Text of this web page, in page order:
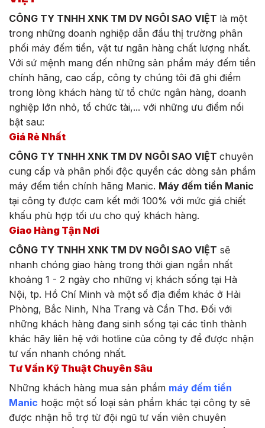
CÔNG TY TNHH XNK TM DV NGÔI SAO VIỆT là một
trong những doanh nghiệp dẫn đầu thị trường phân
phối máy đếm tiền, vật tư ngân hàng chất lượng nhất.
Với sứ mệnh mang đến những sản phẩm máy đếm tiền
chính hãng, cao cấp, công ty chúng tôi đã ghi điểm
trong lòng khách hàng từ tổ chức ngân hàng, doanh
nghiệp lớn nhỏ, tổ chức tài,... với những ưu điểm nổi
bật sau:
Giá Rẻ Nhất
CÔNG TY TNHH XNK TM DV NGÔI SAO VIỆT chuyên
cung cấp và phân phối độc quyền các dòng sản phẩm
máy đếm tiền chính hãng Manic. Máy đếm tiền Manic
tại công ty được cam kết mới 100% với mức giá chiết
khấu phù hợp tối ưu cho quý khách hàng.
Giao Hàng Tận Nơi
CÔNG TY TNHH XNK TM DV NGÔI SAO VIỆT sẽ
nhanh chóng giao hàng trong thời gian ngắn nhất
khoảng 1 - 2 ngày cho những vị khách sống tại Hà
Nội, tp. Hồ Chí Minh và một số địa điểm khác ở Hải
Phòng, Bắc Ninh, Nha Trang và Cần Thơ. Đối với
những khách hàng đang sinh sống tại các tỉnh thành
khác hãy liên hệ với hotline của công ty để được nhận
tư vấn nhanh chóng nhất.
Tư Vấn Kỹ Thuật Chuyên Sâu
Những khách hàng mua sản phẩm máy đếm tiền
Manic hoặc một số loại sản phẩm khác tại công ty sẽ
được nhận hỗ trợ từ đội ngũ tư vấn viên chuyên